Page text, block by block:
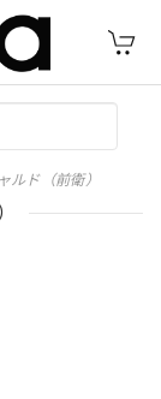
ルド（前衛）